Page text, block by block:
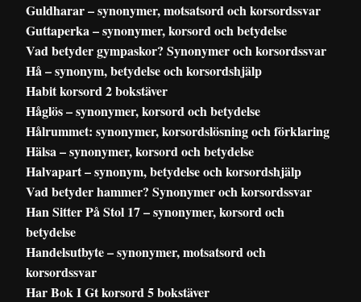
Guldharar – synonymer, motsatsord och korsordssvar
Guttaperka – synonymer, korsord och betydelse
Vad betyder gympaskor? Synonymer och korsordssvar
Hå – synonym, betydelse och korsordshjälp
Habit korsord 2 bokstäver
Håglös – synonymer, korsord och betydelse
Hålrummet: synonymer, korsordslösning och förklaring
Hälsa – synonymer, korsord och betydelse
Halvapart – synonym, betydelse och korsordshjälp
Vad betyder hammer? Synonymer och korsordssvar
Han Sitter På Stol 17 – synonymer, korsord och
betydelse
Handelsutbyte – synonymer, motsatsord och
korsordssvar
Har Bok I Gt korsord 5 bokstäver